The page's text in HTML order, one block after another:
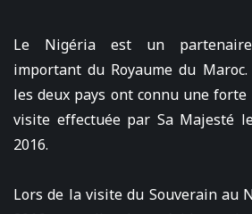
Le Nigéria est un
important du Royaume du
les deux pays ont connu une
visite effectuée par Sa Majesté
2016.
Lors de la visite du Souverain au